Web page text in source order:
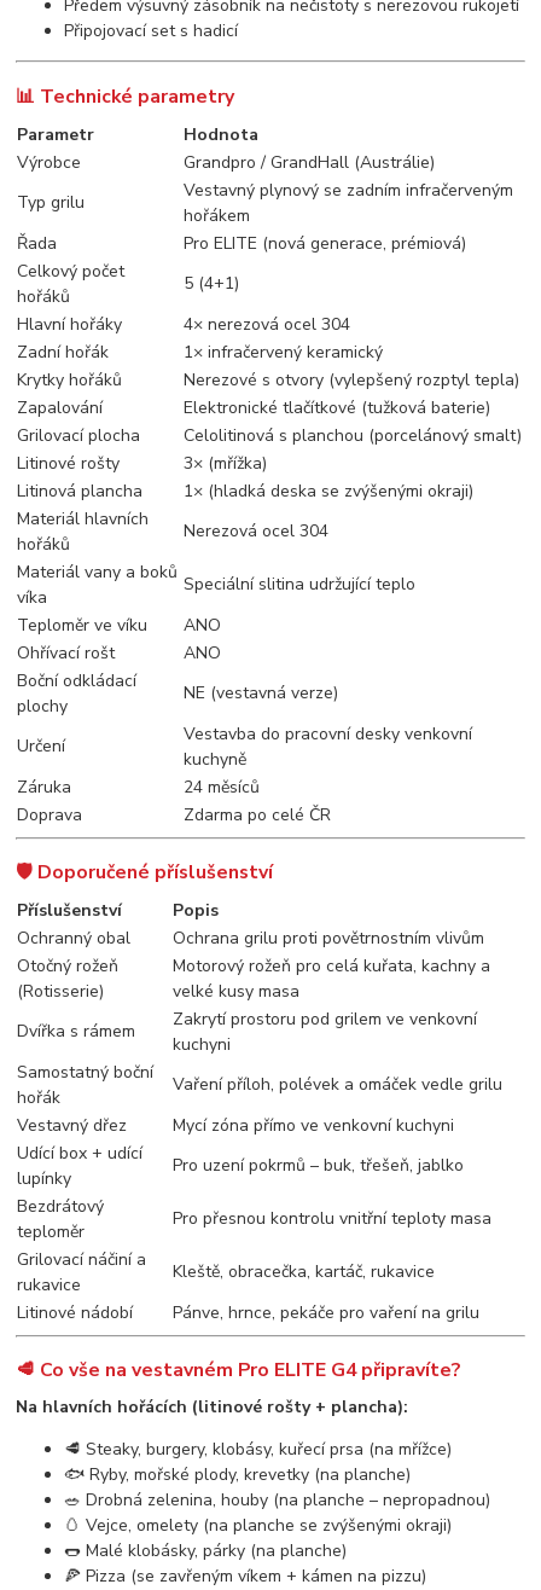
Předem výsuvný zásobník na nečistoty s nerezovou rukojetí
Připojovací set s hadicí
📊 Technické parametry
Parametr
Hodnota
Výrobce
Grandpro / GrandHall (Austrálie)
Typ grilu
Vestavný plynový se zadním infračerveným
hořákem
Řada
Pro ELITE (nová generace, prémiová)
Celkový počet
hořáků
5 (4+1)
Hlavní hořáky
4× nerezová ocel 304
Zadní hořák
1× infračervený keramický
Krytky hořáků
Nerezové s otvory (vylepšený rozptyl tepla)
Zapalování
Elektronické tlačítkové (tužková baterie)
Grilovací plocha
Celolitinová s planchou (porcelánový smalt)
Litinové rošty
3× (mřížka)
Litinová plancha
1× (hladká deska se zvýšenými okraji)
Materiál hlavních
hořáků
Nerezová ocel 304
Materiál vany a boků
víka
Speciální slitina udržující teplo
Teploměr ve víku
ANO
Ohřívací rošt
ANO
Boční odkládací
plochy
NE (vestavná verze)
Určení
Vestavba do pracovní desky venkovní
kuchyně
Záruka
24 měsíců
Doprava
Zdarma po celé ČR
🛡️ Doporučené příslušenství
Příslušenství
Popis
Ochranný obal
Ochrana grilu proti povětrnostním vlivům
Otočný rožeň
(Rotisserie)
Motorový rožeň pro celá kuřata, kachny a
velké kusy masa
Dvířka s rámem
Zakrytí prostoru pod grilem ve venkovní
kuchyni
Samostatný boční
hořák
Vaření příloh, polévek a omáček vedle grilu
Vestavný dřez
Mycí zóna přímo ve venkovní kuchyni
Udící box + udící
lupínky
Pro uzení pokrmů – buk, třešeň, jablko
Bezdrátový
teploměr
Pro přesnou kontrolu vnitřní teploty masa
Grilovací náčiní a
rukavice
Kleště, obracečka, kartáč, rukavice
Litinové nádobí
Pánve, hrnce, pekáče pro vaření na grilu
🥩 Co vše na vestavném Pro ELITE G4 připravíte?
Na hlavních hořácích (litinové rošty + plancha):
🥩 Steaky, burgery, klobásy, kuřecí prsa (na mřížce)
🐟 Ryby, mořské plody, krevetky (na planche)
🥗 Drobná zelenina, houby (na planche – nepropadnou)
🥚 Vejce, omelety (na planche se zvýšenými okraji)
🌭 Malé klobásky, párky (na planche)
🍕 Pizza (se zavřeným víkem + kámen na pizzu)